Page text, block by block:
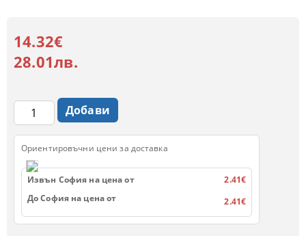
14.32€
28.01лв.
Ориентировъчни цени за доставка
Извън София на цена от
2.41€
До София на цена от
2.41€